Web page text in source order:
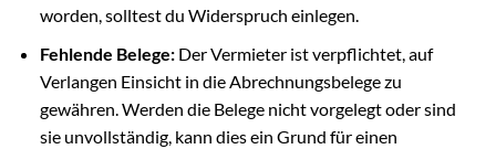
worden, solltest du Widerspruch einlegen.
Fehlende Belege:Der Vermieter ist verpflichtet, auf
Verlangen Einsicht in die Abrechnungsbelege zu
gewähren. Werden die Belege nicht vorgelegt oder sind
sie unvollständig, kann dies ein Grund für einen